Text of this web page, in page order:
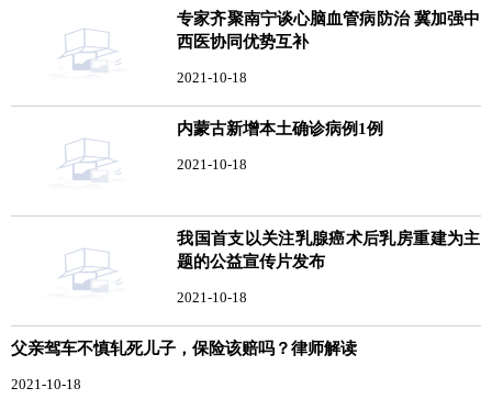
专家齐聚南宁谈心脑血管病防治 冀加强中
西医协同优势互补
2021-10-18
内蒙古新增本土确诊病例1例
2021-10-18
我国首支以关注乳腺癌术后乳房重建为主
题的公益宣传片发布
2021-10-18
父亲驾车不慎轧死儿子，保险该赔吗？律师解读
2021-10-18